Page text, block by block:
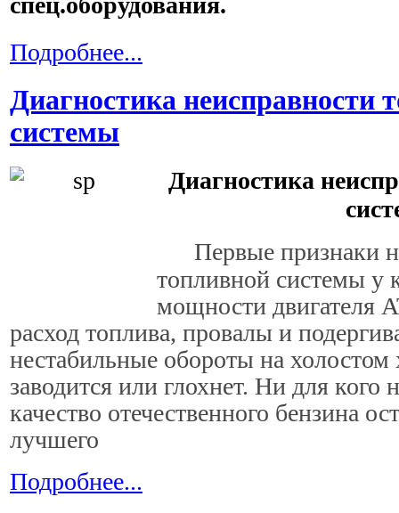
Подробнее...
Диагностика неисправности
системы
Диагностика
Первые признаки
топливной системы у
мощности двигателя
расход топлива, провалы и
нестабильные обороты на холостом
заводится или глохнет. Ни для кого
качество отечественного бензина
лучшего
Подробнее...